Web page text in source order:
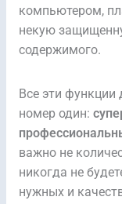
компьютером,
некую
содержимого.
Все эти
номер один:
важно не
никогда не
нужных и